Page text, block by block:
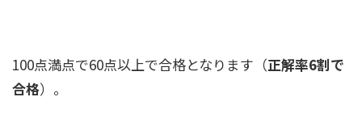
100点満点で60点以上で合格となります（正解率6割で
合格）。